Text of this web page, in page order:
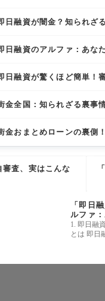
日融資が闇金？知られざ
日融資のアルファ：あな
日融資が驚くほど簡単！
金全国：知られざる裏事
金おまとめローンの裏側
審査、実はこんな
「即日
ルファ
の資金繰
的に変え
1. 即日融
とは 即日
も言えま